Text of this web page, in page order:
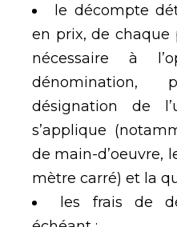
le décompte
en prix, de
nécessaire à
désignation de
s’applique
de main-d’oeuvre,
mètre carré) et la
les frais de